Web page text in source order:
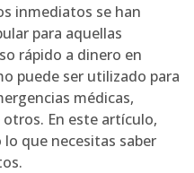
inmediatos se han
para aquellas
rápido a dinero en
puede ser utilizado para
médicas,
En este artículo,
que necesitas saber